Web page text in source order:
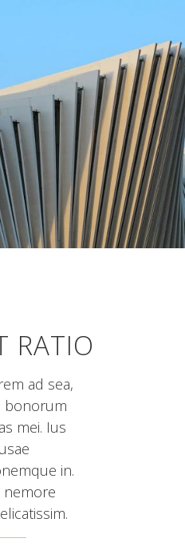
RATIO
ad sea,
bonorum
mei. Ius
in.
nemore